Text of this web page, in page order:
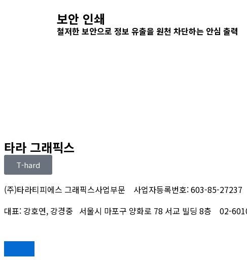
보안 인쇄
철저한 보안으로 정보 유출을 원천 차단하는 안심 출력
타라 그래픽스
T-hard
(주)타라티피에스 그래픽스사업부문 사업자등록번호: 603-85-27237
대표: 강호연, 강경중 서울시 마포구 양화로 78 서교 빌딩 8층 02-